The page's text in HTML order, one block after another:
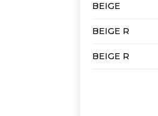
BEIGE
BEIGE R
BEIGE R